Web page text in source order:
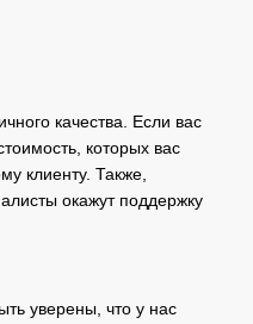
качества. Если вас
которых вас
клиенту. Также,
окажут поддержку
уверены, что у нас